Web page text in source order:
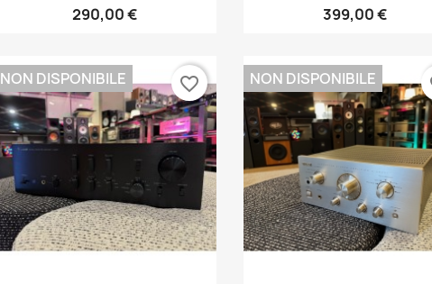
290,00 € 399,00 €
NON DISPONIBILE favorite_border NON DISPONIBILE